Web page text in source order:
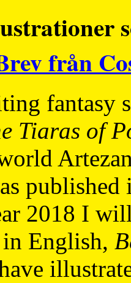
från
fantasy
Tiaras of
published
2018 I
English,